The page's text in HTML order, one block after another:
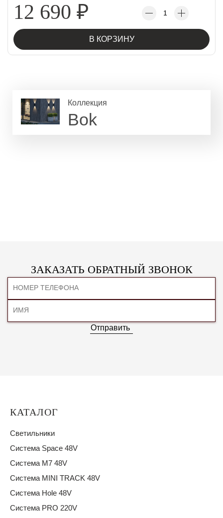
12 690 ₽
В КОРЗИНУ
Коллекция
Bok
ЗАКАЗАТЬ ОБРАТНЫЙ ЗВОНОК
Отправить
КАТАЛОГ
Светильники
Система Space 48V
Система M7 48V
Система MINI TRACK 48V
Система Hole 48V
Система PRO 220V